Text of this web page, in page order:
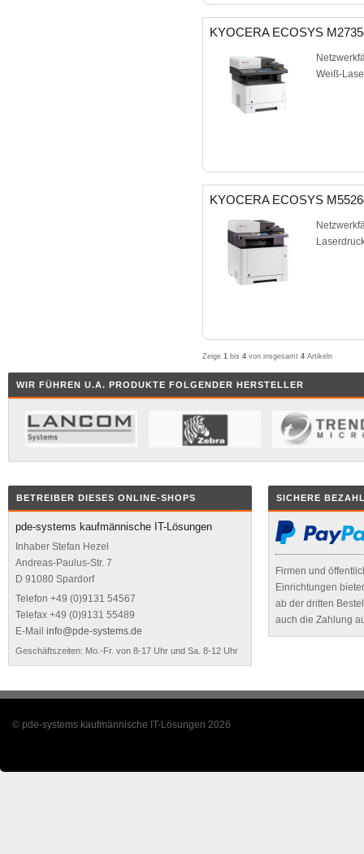
KYOCERA ECOSYS
Weiß-
KYOCERA ECOSYS
Zeige 1 bis 4 von insgesamt 4 Artikeln
WIR FÜHREN U.A. PRODUKTE FOLGENDER HERSTELLER
BETREIBER DIESES ONLINE-SHOPS
pde-systems kaufmännische IT-Lösungen
Inhaber Stefan Hezel
Andreas-Paulus-Str. 7
D 91080 Spardorf
Telefon +49 (0)9131 54567
Telefax +49 (0)9131 55489
E-Mail info@pde-systems.de
Geschäftszeiten: Mo.-Fr. von 8-17 Uhr und Sa. 8-12 Uhr
SICHERE
Firmen und
Einrichtungen
ab der dritten
auch die Zahlung
© pde-systems kaufmännische IT-Lösungen 2026